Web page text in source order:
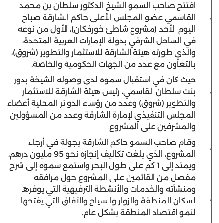
افتتح صاحب السمو الشيخ الدكتور سلطان بن محمد
القاسمي عضو المجلس الأعلى حاكم الشارقة صباح
اليوم الأحد (مشروع شاطئ خورفكان)، الأول من نوعه
في الساحل الشرقي بدولة الإمارات العربية المتحدة،
والذي طورته هيئة الشارقة للاستثمار والتطوير (شروق)،
بالتعاون مع عدد من الجهات الحكومية والخاصة.
حيث كان في استقبال سموه لدى وصوله الشيخة بدور
بنت سلطان القاسمي، رئيس هيئة الشارقة للاستثمار
والتطوير (شروق) وعدد من رؤساء الدوائر المحلية أعضاء
المجلس التنفيذي لإمارة الشارقة وعدد من المسؤولين
والمشرفين على المشروع.
وقام صاحب السمو حاكم الشارقة بجولة في أرجاء
المشروع، الذي بلغت تكاليف إنجازه نحو 95 مليون درهم،
ويمتد إلى 1 كم على طول البحر واستمع سموه إلى شرح
مفصل من القائمين على المشروع حول مرافقه
ومنشآته والخدمات والأنشطة الترفيهية التي يوفرها
لسكان المنطقة والزوار والسياح والآفاق التي يفتحها
لنمو اقتصاد المنطقة بشكل عام.